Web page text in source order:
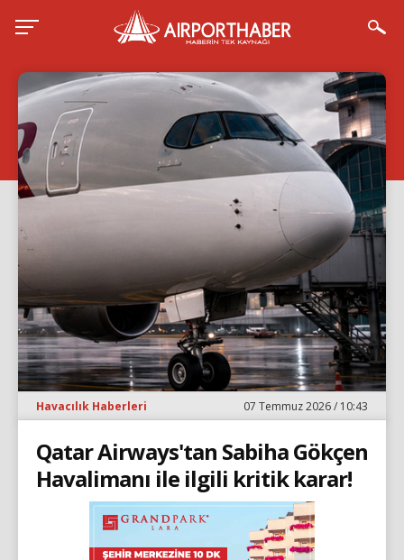
Havacılık Haberleri 07 Temmuz 2026 / 10:43
Qatar Airways'tan Sabiha Gökçen
Havalimanı ile ilgili kritik karar!